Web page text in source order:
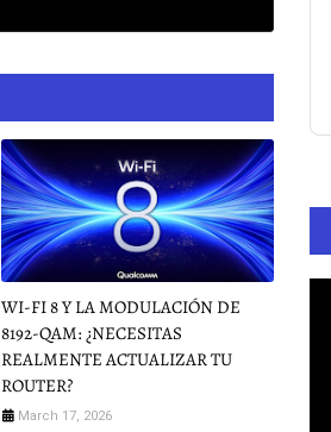
WI-FI 8 Y LA MODULACIÓN DE
8192-QAM: ¿NECESITAS
REALMENTE ACTUALIZAR TU
ROUTER?
March 17, 2026